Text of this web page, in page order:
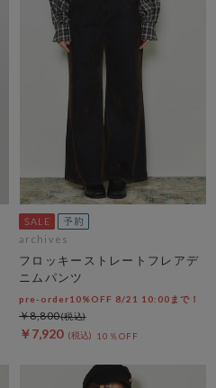
archives
フロッキーストレートフレアデ
ニムパンツ
pre-order10%OFF 8/21 10:00まで！
￥7,920 10％OFF
￥8,800